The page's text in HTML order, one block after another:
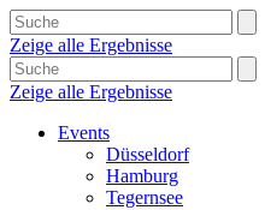
Zeige alle Ergebnisse
Zeige alle Ergebnisse
Events
Düsseldorf
Hamburg
Tegernsee